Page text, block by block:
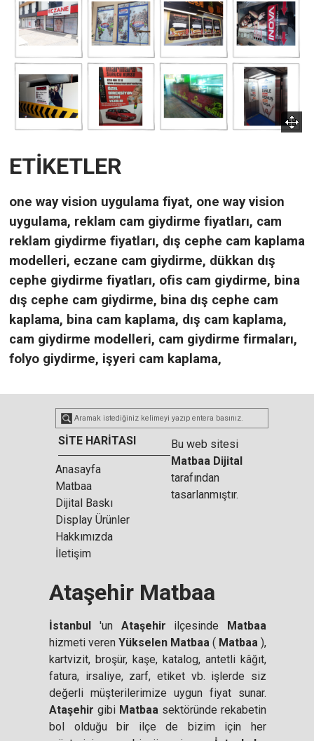
ETİKETLER
one way vision uygulama fiyat, one way vision
uygulama, reklam cam giydirme fiyatları, cam
reklam giydirme fiyatları, dış cephe cam kaplama
modelleri, eczane cam giydirme, dükkan dış
cephe giydirme fiyatları, ofis cam giydirme, bina
dış cephe cam giydirme, bina dış cephe cam
kaplama, bina cam kaplama, dış cam kaplama,
cam giydirme modelleri, cam giydirme firmaları,
folyo giydirme, işyeri cam kaplama,
SİTE HARİTASI
Anasayfa
Matbaa
Dijital Baskı
Display Ürünler
Hakkımızda
İletişim
Ataşehir Matbaa
İstanbul 'un Ataşehir ilçesinde Matbaa
hizmeti veren Yükselen Matbaa ( Matbaa ),
kartvizit, broşür, kaşe, katalog, antetli kâğıt,
fatura, irsaliye, zarf, etiket vb. işlerde siz
değerli müşterilerimize uygun fiyat sunar.
Ataşehir gibi Matbaa sektöründe rekabetin
bol olduğu bir ilçe de bizim için her
Bu web sitesi
Matbaa Dijital
tarafından
tasarlanmıştır.